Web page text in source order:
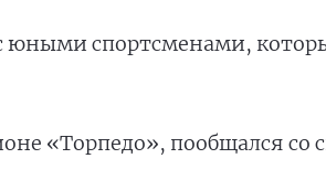
юными спортсменами,
«Торпедо», пообщался со